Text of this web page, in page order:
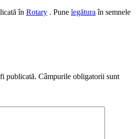
în Rotary . Pune legătura în semnele
publicată. Câmpurile obligatorii sunt